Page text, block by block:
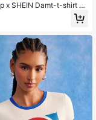
x SHEIN Damt-t-shirt m
och v-ringning i kontras